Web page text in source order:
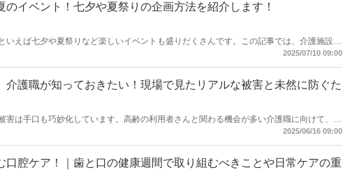
のイベント！七夕や夏祭りの企画方法を紹介します！
いえば七夕や夏祭りなど楽しいイベントも盛りだくさんです。この記事では、介護施設で
2025/07/10 09:00
介護職が知っておきたい！現場で見たリアルな被害と未然に防ぐた
害は手口も巧妙化しています。高齢の利用者さんと関わる機会が多い介護職に向けて、詐
から「もしかして？」と感じたときの予防策や対応方法を紹介します。【執筆者／専門
2025/06/16 09:00
口腔ケア！｜歯と口の健康週間で取り組むべきことや日常ケアの重